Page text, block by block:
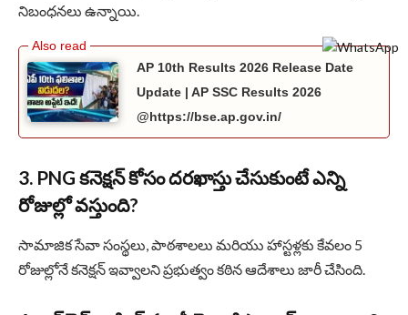
నిబంధనలు ఉన్నాయి.
AP 10th Results 2026 Release Date
Update | AP SSC Results 2026
@https://bse.ap.gov.in/
3. PNG కనెక్షన్ కోసం దరఖాస్తు చేసుకుంటే ఎన్ని
రోజుల్లో వస్తుంది?
సామాజిక సేవా సంస్థలు, పాఠశాలలు మరియు హాస్టళ్లకు కేవలం 5
రోజుల్లోనే కనెక్షన్ ఇవ్వాలని ప్రభుత్వం కఠిన ఆదేశాలు జారీ చేసింది.